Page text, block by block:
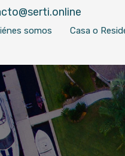
somos Casa o